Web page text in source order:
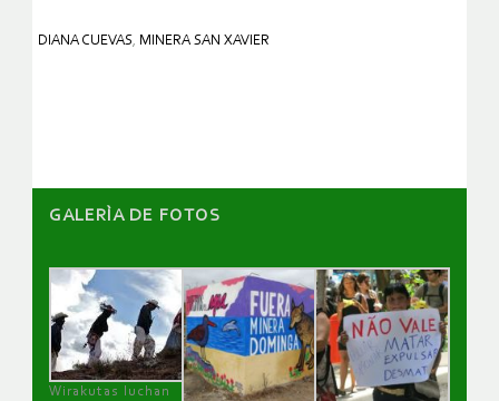
DIANA CUEVAS, MINERA SAN XAVIER
GALERÌA DE FOTOS
Wirakutas luchan